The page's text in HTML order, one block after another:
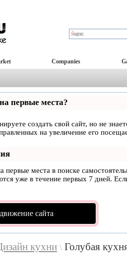
Companies
первые места?
создать свой сайт, но не
на увеличение его
первые места в поиске
уже в течение первых 7 дней.
сайта
кухни \ Голубая